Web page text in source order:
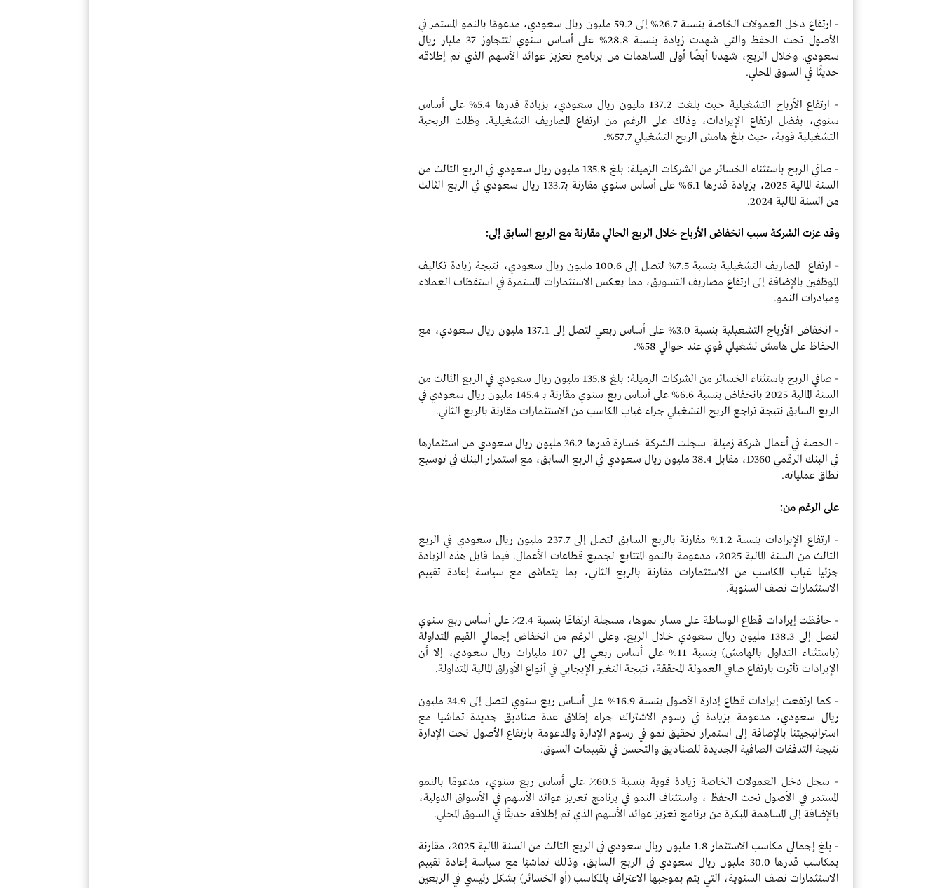
- ارتفاع دخل العمولات الخاصة بنسبة 26.7% إلى 59.2 مليون ريال سعودي، مدعومًا بالنمو المستمر في
الأصول تحت الحفظ والتي شهدت زيادة بنسبة 28.8% على أساس سنوي لتتجاوز 37 مليار ريال
سعودي. وخلال الربع، شهدنا أيضًا أولى المساهمات من برنامج تعزيز عوائد الأسهم الذي تم إطلاقه
حديثًا في السوق المحلي.
- ارتفاع الأرباح التشغيلية حيث بلغت 137.2 مليون ريال سعودي، بزيادة قدرها 5.4% على أساس
سنوي، بفضل ارتفاع الإيرادات، وذلك على الرغم من ارتفاع المصاريف التشغيلية. وظلت الربحية
التشغيلية قوية، حيث بلغ هامش الربح التشغيلي 57.7%.
- صافي الربح باستثناء الخسائر من الشركات الزميلة: بلغ 135.8 مليون ريال سعودي في الربع الثالث من
السنة المالية 2025، بزيادة قدرها 6.1% على أساس سنوي مقارنة بـ133.7 ريال سعودي في الربع الثالث
من السنة المالية 2024.
وقد عزت الشركة سبب انخفاض الأرباح خلال الربع الحالي مقارنة مع الربع السابق إلى:
-
ارتفاع المصاريف التشغيلية بنسبة 7.5% لتصل إلى 100.6 مليون ريال سعودي، نتيجة زيادة تكاليف
الموظفين بالإضافة إلى ارتفاع مصاريف التسويق، مما يعكس الاستثمارات المستمرة في استقطاب العملاء
ومبادرات النمو.
- انخفاض الأرباح التشغيلية بنسبة 3.0% على أساس ربعي لتصل إلى 137.1 مليون ريال سعودي، مع
الحفاظ على هامش تشغيلي قوي عند حوالي 58%.
- صافي الربح باستثناء الخسائر من الشركات الزميلة: بلغ 135.8 مليون ريال سعودي في الربع الثالث من
السنة المالية 2025 بانخفاض بنسبة 6.6% على أساس ربع سنوي مقارنة بـ 145.4 مليون ريال سعودي في
الربع السابق نتيجة تراجع الربح التشغيلي جراء غياب المكاسب من الاستثمارات مقارنة بالربع الثاني.
- الحصة في أعمال شركة زميلة: سجلت الشركة خسارة قدرها 36.2 مليون ريال سعودي من استثمارها
في البنك الرقمي D360، مقابل 38.4 مليون ريال سعودي في الربع السابق، مع استمرار البنك في توسيع
نطاق عملياته.
على الرغم من:
- ارتفاع الإيرادات بنسبة 1.2% مقارنة بالربع السابق لتصل إلى 237.7 مليون ريال سعودي في الربع
الثالث من السنة المالية 2025، مدعومة بالنمو المتتابع لجميع قطاعات الأعمال. فيما قابل هذه الزيادة
جزئيا غياب المكاسب من الاستثمارات مقارنة بالربع الثاني، بما يتماشى مع سياسة إعادة تقييم
الاستثمارات نصف السنوية.
- حافظت إيرادات قطاع الوساطة على مسار نموها، مسجلة ارتفاعًا بنسبة 2.4٪ على أساس ربع سنوي
لتصل إلى 138.3 مليون ريال سعودي خلال الربع. وعلى الرغم من انخفاض إجمالي القيم المتداولة
(باستثناء التداول بالهامش) بنسبة 11% على أساس ربعي إلى 107 مليارات ريال سعودي، إلا أن
الإيرادات تأثرت بارتفاع صافي العمولة المحققة، نتيجة التغير الإيجابي في أنواع الأوراق المالية المتداولة.
- كما ارتفعت إيرادات قطاع إدارة الأصول بنسبة 16.9% على أساس ربع سنوي لتصل إلى 34.9 مليون
ريال سعودي، مدعومة بزيادة في رسوم الاشتراك جراء إطلاق عدة صناديق جديدة تماشيا مع
استراتيجيتنا بالإضافة إلى استمرار تحقيق نمو في رسوم الإدارة والمدعومة بارتفاع الأصول تحت الإدارة
نتيجة التدفقات الصافية الجديدة للصناديق والتحسن في تقييمات السوق.
- سجل دخل العمولات الخاصة زيادة قوية بنسبة 60.5٪ على أساس ربع سنوي، مدعومًا بالنمو
المستمر في الأصول تحت الحفظ ، واستئناف النمو في برنامج تعزيز عوائد الأسهم في الأسواق الدولية،
بالإضافة إلى المساهمة المبكرة من برنامج تعزيز عوائد الأسهم الذي تم إطلاقه حديثًا في السوق المحلي.
- بلغ إجمالي مكاسب الاستثمار 1.8 مليون ريال سعودي في الربع الثالث من السنة المالية 2025، مقارنة
بمكاسب قدرها 30.0 مليون ريال سعودي في الربع السابق، وذلك تماشيًا مع سياسة إعادة تقييم
الاستثمارات نصف السنوية، التي يتم بموجبها الاعتراف بالمكاسب (أو الخسائر) بشكل رئيسي في الربعين